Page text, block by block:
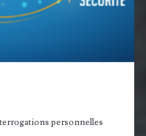
personnelles